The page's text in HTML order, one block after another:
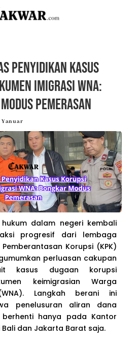
Penyidikan Kasus
Imigrasi WNA:
Pemerasan
Yanuar
dalam negeri kembali
progresif dari lembaga
Korupsi (KPK)
perluasan cakupan
kasus dugaan korupsi
keimigrasian Warga
Langkah berani ini
penelusuran aliran dana
hanya pada Kantor
dan Jakarta Barat saja.